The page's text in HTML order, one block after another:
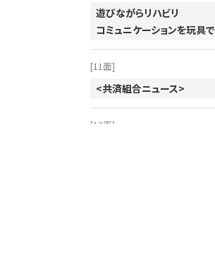
遊びながらリハビリ
コミュニケーションを玩具で
[11面]
<共済組合ニュース>
[12面]